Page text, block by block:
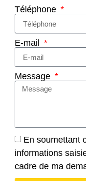
Téléphone
E-mail
Message
En soumettant
informations
cadre de ma